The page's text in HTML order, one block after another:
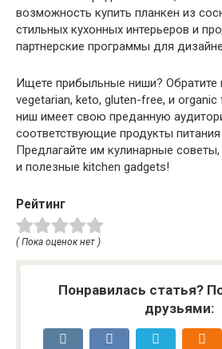
возможность купить планкен из
стильных кухонных интерьеров и
партнерские программы для
Ищете прибыльные ниши? Обратите
vegetarian, keto, gluten-free, и
ниш имеет свою преданную
соответствующие продукты
Предлагайте им кулинарные
и полезные kitchen gadgets!
Рейтинг
( Пока оценок нет )
Понравилась статья?
друзьями: